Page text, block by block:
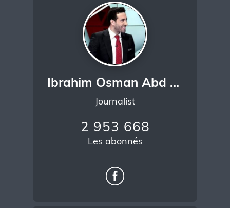
Ibrahim Osman Abd Elfatah Mohamed Khalil
Journalist
2 953 668
Les abonnés